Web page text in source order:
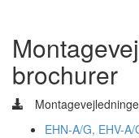
brochurer
EHN-A/G, EHV-A/